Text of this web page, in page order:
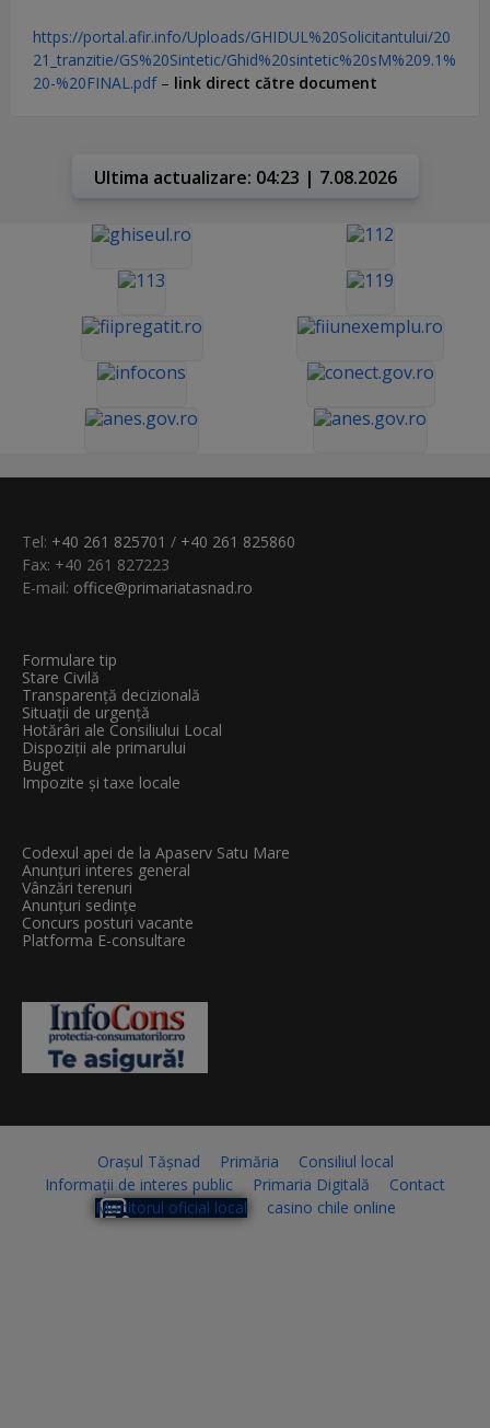
https://portal.afir.info/Uploads/GHIDUL%20Solicitantului/20
21_tranzitie/GS%20Sintetic/Ghid%20sintetic%20sM%209.1%
20-%20FINAL.pdf– link direct către document
Ultima actualizare: 04:23 | 7.08.2026
Tel: +40 261 825701 / +40 261 825860
Fax: +40 261 827223
E-mail: office@primariatasnad.ro
Formulare tip
Stare Civilă
Transparenţă decizională
Situații de urgență
Hotărâri ale Consiliului Local
Dispoziții ale primarului
Buget
Impozite și taxe locale
Codexul apei de la Apaserv Satu Mare
Anunțuri interes general
Vânzări terenuri
Anunțuri sedințe
Concurs posturi vacante
Platforma E-consultare
Orașul Tășnad Primăria
Consiliul local
Informații de interes public
Primaria Digitală
Contact
Monitorul oficial local
casino chile online